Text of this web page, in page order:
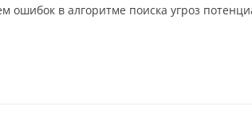
ошибок в алгоритме поиска угроз